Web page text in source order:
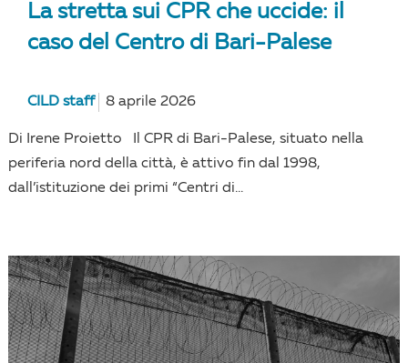
La stretta sui CPR che uccide: il
caso del Centro di Bari-Palese
CILD staff 8 aprile 2026
Di Irene Proietto Il CPR di Bari-Palese, situato nella
periferia nord della città, è attivo fin dal 1998,
dall’istituzione dei primi “Centri di...